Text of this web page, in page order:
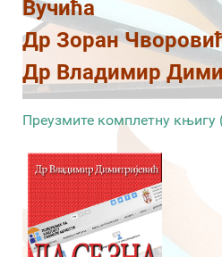
Вучића
Др Зоран
Др Владимир
Преузмите комплетну књигу